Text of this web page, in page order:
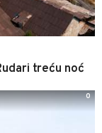
treću noć
0